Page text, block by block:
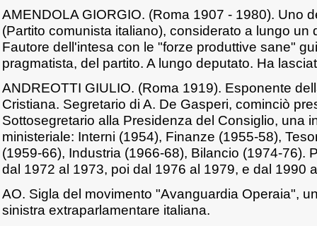
AMENDOLA GIORGIO. (Roma 1907 - 1980). Uno
(Partito comunista italiano), considerato a lungo un
Fautore dell'intesa con le "forze produttive sane"
pragmatista, del partito. A lungo deputato. Ha
ANDREOTTI GIULIO. (Roma 1919). Esponente
Cristiana. Segretario di A. De Gasperi, cominciò
Sottosegretario alla Presidenza del Consiglio, una
ministeriale: Interni (1954), Finanze (1955-58),
(1959-66), Industria (1966-68), Bilancio (1974-76).
dal 1972 al 1973, poi dal 1976 al 1979, e dal 1990
AO. Sigla del movimento "Avanguardia Operaia",
sinistra extraparlamentare italiana.